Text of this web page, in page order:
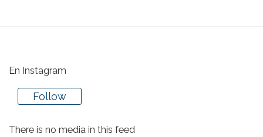
En Instagram
Follow
There is no media in this feed